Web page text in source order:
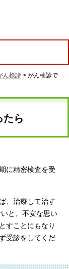
ん検診 > がん検診で
たら
に精密検査を受
、治療して治す
と、不安な思い
すことにもなり
受診をしてくだ